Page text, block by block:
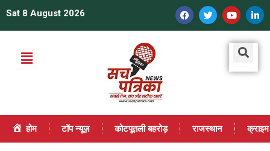
Sat 8 August 2026
होम टॉप न्यूज़ कोटपूतली बहरोड़ राजस्थान क्राइम